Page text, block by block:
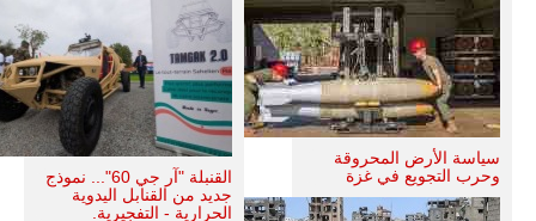
سياسة الأرض المحروقة
وحرب التجويع في غزة
القنبلة "آر جي 60"... نموذج
جديد من القنابل اليدوية
الحرارية - التفجيرية.